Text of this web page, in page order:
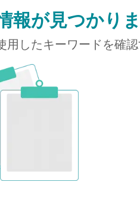
報が見つかり
用したキーワードを確